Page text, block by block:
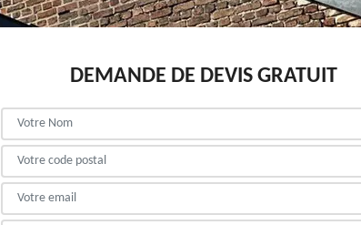
DEMANDE DE DEVIS GRATUIT